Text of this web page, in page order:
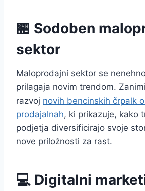
🏪 Sodoben
sektor
Maloprodajni sektor se
prilagaja novim trendom.
razvoj novih bencinskih črpalk
prodajalnah, ki prikazuje, kako
podjetja diversificirajo svoje
nove priložnosti za rast.
💻 Digitalni